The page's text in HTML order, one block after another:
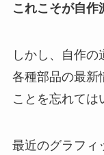
これこそが自作
しかし、自作の
各種部品の最新
ことを忘れては
最近のグラフィ